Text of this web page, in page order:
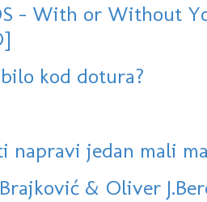
- With or Without
kod dotura?
napravi jedan mali
& Oliver